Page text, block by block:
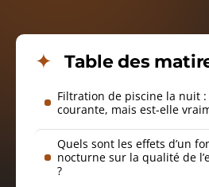
Table des
Filtration de piscine la nuit
courante, mais est-elle
Quels sont les effets d’un
nocturne sur la qualité de
?